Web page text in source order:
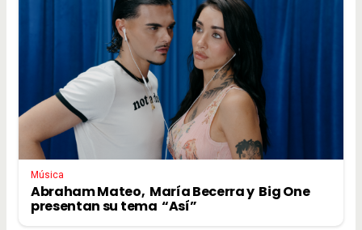
Música
Abraham Mateo, María Becerra y Big One
presentan su tema “Así”